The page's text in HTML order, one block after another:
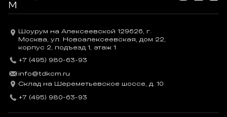
Системная таблица
Облицовка без риска
раствора (в экстремальном случае — «всплывание» камня) или
слишком быстрое схватывание (в экстремальном случае —
Шоурум на Алексеевской 129626, г.
Москва, ул. Новоалексеевская, дом 22,
корпус 2, подъезд 1, этаж 1
+7 (495) 980-63-93
info@tdkcm.ru
Склад на Шереметьевское шоссе, д. 10
+7 (495) 980-63-93